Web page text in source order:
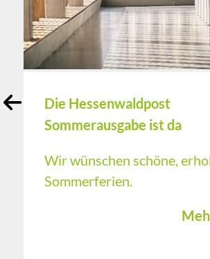
Die Hessenwaldpost
Sommerausgabe ist da
Wir wünschen schöne,
Sommerferien.